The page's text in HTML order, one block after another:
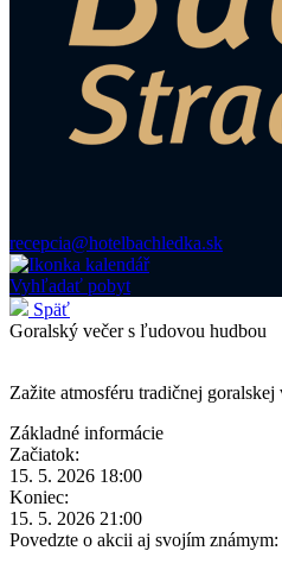
recepcia@hotelbachledka.sk
Vyhľadať pobyt
Späť
Goralský večer s ľudovou hudbou
Zažite atmosféru tradičnej
Základné informácie
Začiatok:
15. 5. 2026 18:00
Koniec:
15. 5. 2026 21:00
Povedzte o akcii aj svojím známym: